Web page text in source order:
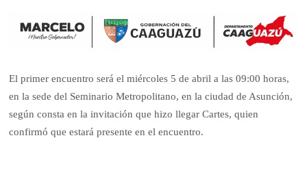
El primer encuentro será el miércoles 5 de abril a las 09:00 horas,
en la sede del Seminario Metropolitano, en la ciudad de Asunción,
según consta en la invitación que hizo llegar Cartes, quien
confirmó que estará presente en el encuentro.